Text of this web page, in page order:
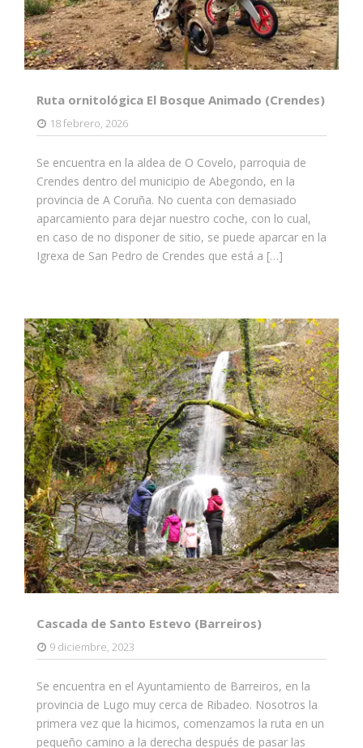
Ruta ornitológica El Bosque Animado (Crendes)
18 febrero, 2026
Se encuentra en la aldea de O Covelo​, parroquia de
Crendes dentro del municipio de Abegondo, en la
provincia de A Coruña. No cuenta con demasiado
aparcamiento para dejar nuestro coche, con lo cual,
en caso de no disponer de sitio, se puede aparcar en la
Igrexa de San Pedro de Crendes que está a […]
Cascada de Santo Estevo (Barreiros)
9 diciembre, 2023
Se encuentra en el Ayuntamiento de Barreiros, en la
provincia de Lugo muy cerca de Ribadeo. Nosotros la
primera vez que la hicimos, comenzamos la ruta en un
pequeño camino a la derecha después de pasar las